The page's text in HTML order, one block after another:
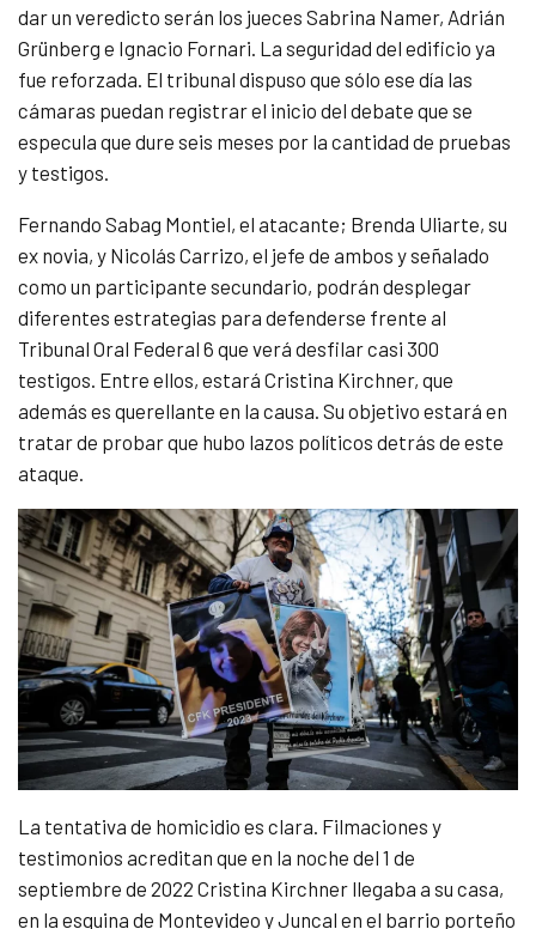
dar un veredicto serán los jueces Sabrina Namer, Adrián
Grünberg e Ignacio Fornari. La seguridad del edificio ya
fue reforzada. El tribunal dispuso que sólo ese día las
cámaras puedan registrar el inicio del debate que se
especula que dure seis meses por la cantidad de pruebas
y testigos.
Fernando Sabag Montiel, el atacante; Brenda Uliarte, su
ex novia, y Nicolás Carrizo, el jefe de ambos y señalado
como un participante secundario, podrán desplegar
diferentes estrategias para defenderse frente al
Tribunal Oral Federal 6 que verá desfilar casi 300
testigos. Entre ellos, estará Cristina Kirchner, que
además es querellante en la causa. Su objetivo estará en
tratar de probar que hubo lazos políticos detrás de este
ataque.
La tentativa de homicidio es clara. Filmaciones y
testimonios acreditan que en la noche del 1 de
septiembre de 2022 Cristina Kirchner llegaba a su casa,
en la esquina de Montevideo y Juncal en el barrio porteño